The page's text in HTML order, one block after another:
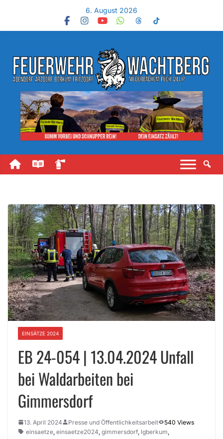
6. August 2026
EINSÄTZE 2024
EB 24-054 | 13.04.2024 Unfall
bei Waldarbeiten bei
Gimmersdorf
13. April 2024 Presse und Öffentlichkeitsarbeit
540 Views
einsaetze einsaetze2024 gimmersdorf lgberkum